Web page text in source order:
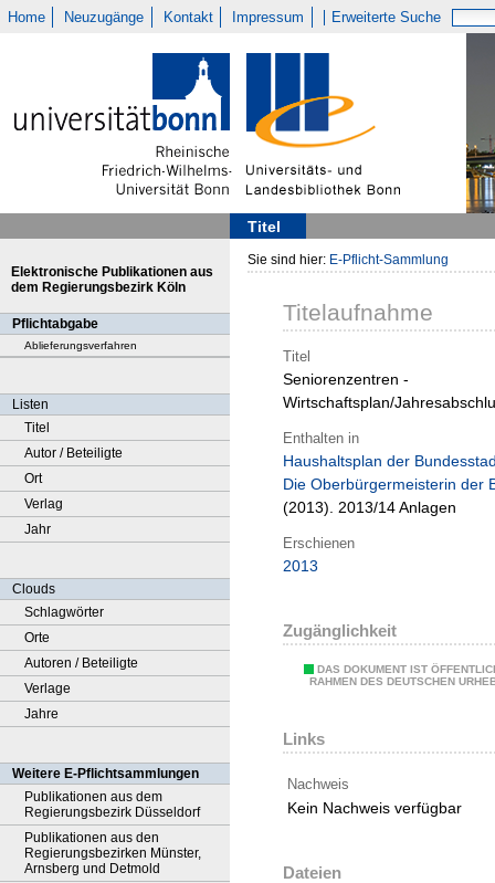
Home Neuzugänge Kontakt Impressum Erweiterte Suche
Titel
Elektronische Publikationen aus
dem Regierungsbezirk Köln
Pflichtabgabe
Ablieferungsverfahren
Listen
Titel
Autor / Beteiligte
Ort
Verlag
Jahr
Clouds
Schlagwörter
Orte
Autoren / Beteiligte
Verlage
Jahre
Weitere E-Pflichtsammlungen
Publikationen aus dem
Regierungsbezirk Düsseldorf
Publikationen aus den
Regierungsbezirken Münster,
Arnsberg und Detmold
Sie sind hier: E-Pflicht-Sammlung
Titelaufnahme
Titel
Seniorenzentren -
Wirtschaftsplan/
Enthalten in
Haushaltsplan der
Die Oberbürgermeisterin der
(2013). 2013/14 Anlagen
Erschienen
2013
Zugänglichkeit
DAS DOKUMENT IST
RAHMEN DES DEUTSCHEN
Links
Nachweis
Kein Nachweis verfügbar
Dateien